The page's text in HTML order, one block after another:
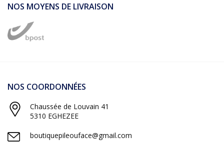
NOS MOYENS DE LIVRAISON
NOS COORDONNÉES
Chaussée de Louvain 41
5310 EGHEZEE
boutiquepileouface@gmail.com